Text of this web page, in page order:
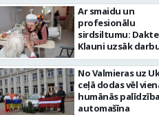
notikumiem
diena
Ar smaidu un
profesionālu
sirdsiltumu:
Klauni uzsāk
senioriem
slimnīcā
No Valmieras uz
ceļā dodas vēl
humānās
automašīna